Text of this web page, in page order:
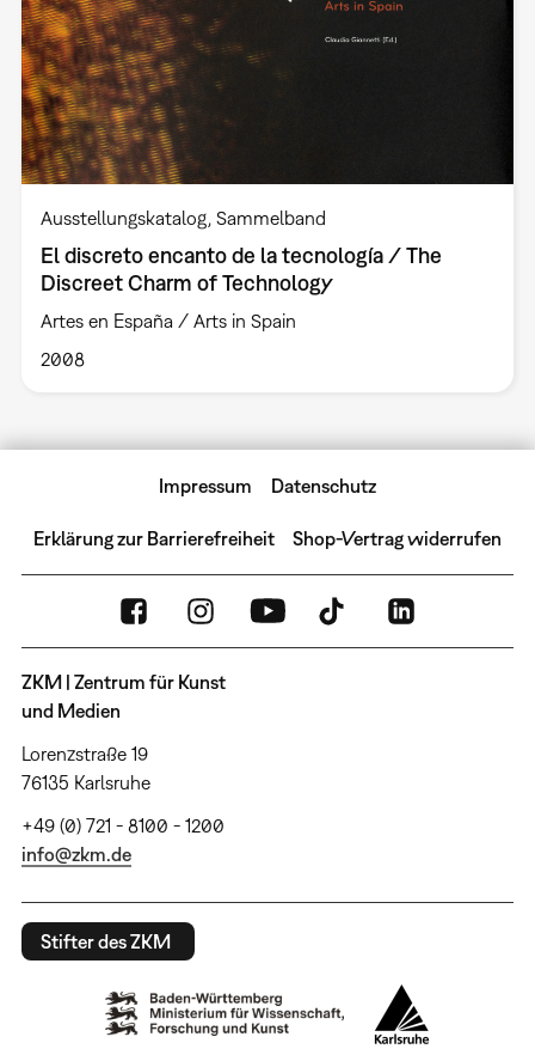
Ausstellungskatalog Sammelband
El discreto encanto de la tecnología / The
Discreet Charm of Technology
Artes en España / Arts in Spain
2008
Impressum Datenschutz
Erklärung zur Barrierefreiheit Shop-Vertrag widerrufen
ZKM | Zentrum für Kunst
und Medien
Lorenzstraße 19
76135 Karlsruhe
+49 (0) 721 - 8100 - 1200
info@zkm.de
Stifter des ZKM